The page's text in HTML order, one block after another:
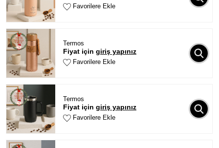
Favorilere Ekle
Termos
Fiyat için giriş yapınız
Favorilere Ekle
Termos
Fiyat için giriş yapınız
Favorilere Ekle